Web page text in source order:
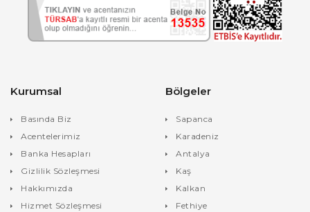
Kurumsal
Basında Biz
Acentelerimiz
Banka Hesapları
Gizlilik Sözleşmesi
Hakkımızda
Hizmet Sözleşmesi
Bölgeler
Sapanca
Karadeniz
Antalya
Kaş
Kalkan
Fethiye